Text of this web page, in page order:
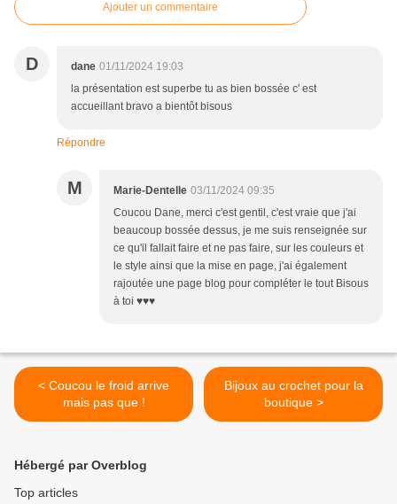
Ajouter un commentaire
D dane 01/11/2024 19:03
la présentation est superbe tu as bien bossée c' est
accueillant bravo a bientôt bisous
Répondre
M Marie-Dentelle 03/11/2024 09:35
Coucou Dane, merci c'est gentil, c'est vraie que j'ai
beaucoup bossée dessus, je me suis renseignée sur
ce qu'il fallait faire et ne pas faire, sur les couleurs et
le style ainsi que la mise en page, j'ai également
rajoutée une page blog pour compléter le tout Bisous
à toi ♥♥♥
< Coucou le froid arrive
mais pas que !
Bijoux au crochet pour la
boutique >
Hébergé par Overblog
Top articles